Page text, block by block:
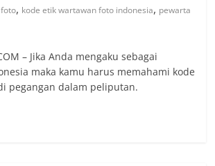
, kode etik wartawan foto indonesia, pewarta
– Jika Anda mengaku sebagai
maka kamu harus memahami kode
pegangan dalam peliputan.